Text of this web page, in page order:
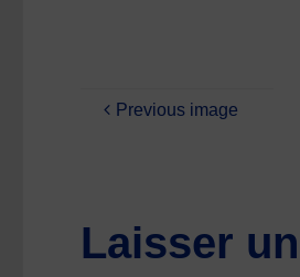
Previous image
Laisser